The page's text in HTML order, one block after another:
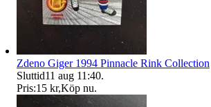
Zdeno Giger 1994 Pinnacle Rink Collection
Sluttid11 aug 11:40.
Pris:15 kr,Köp nu.